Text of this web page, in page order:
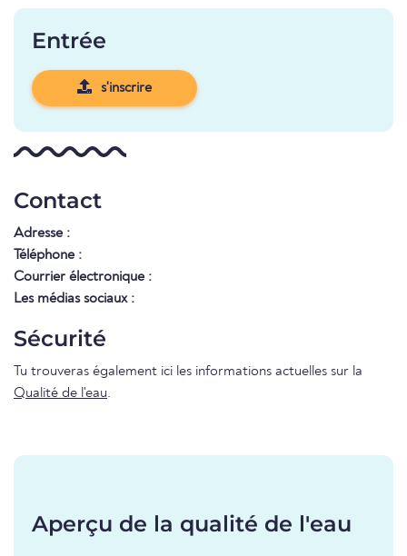
Entrée
s'inscrire
Contact
Adresse :
Téléphone :
Courrier électronique :
Les médias sociaux :
Sécurité
Tu trouveras également ici les informations actuelles sur la
Qualité de l'eau.
Aperçu de la qualité de l'eau